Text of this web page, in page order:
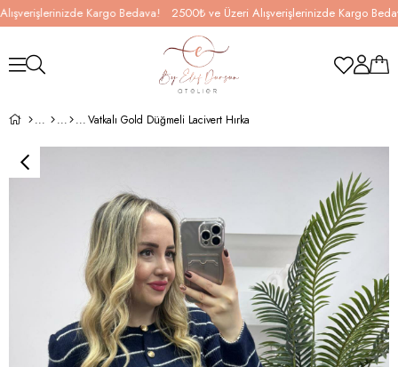
Kargo Bedava! 2500₺ ve Üzeri Alışverişlerinizde Kargo Bedava!
Vatkalı Gold Düğmeli Lacivert Hırka